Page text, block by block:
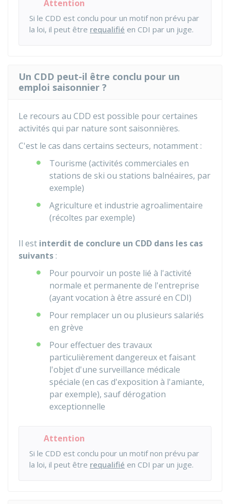
Attention
Si le CDD est conclu pour un motif non prévu par
la loi, il peut être requalifié en CDI par un juge.
Un CDD peut-il être conclu pour un
emploi saisonnier ?
Le recours au CDD est possible pour certaines
activités qui par nature sont saisonnières.
C'est le cas dans certains secteurs, notamment :
Tourisme (activités commerciales en
stations de ski ou stations balnéaires, par
exemple)
Agriculture et industrie agroalimentaire
(récoltes par exemple)
Il est interdit de conclure un CDD dans les cas
suivants :
Pour pourvoir un poste lié à l'activité
normale et permanente de l'entreprise
(ayant vocation à être assuré en CDI)
Pour remplacer un ou plusieurs salariés
en grève
Pour effectuer des travaux
particulièrement dangereux et faisant
l'objet d'une surveillance médicale
spéciale (en cas d'exposition à l'amiante,
par exemple), sauf dérogation
exceptionnelle
Attention
Si le CDD est conclu pour un motif non prévu par
la loi, il peut être requalifié en CDI par un juge.